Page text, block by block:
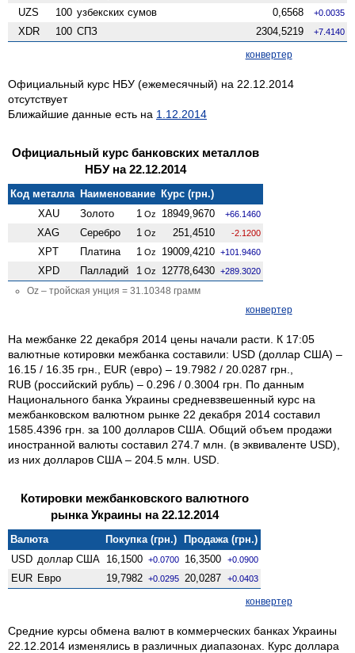
UZS 100 узбекских сумов 0,6568 +0.0035
XDR 100 СПЗ 2304,5219 +7.4140
конвертер
Официальный курс НБУ (ежемесячный) на 22.12.2014
отсутствует
Ближайшие данные есть на 1.12.2014
Официальный курс банковских металлов
НБУ на 22.12.2014
Код металла Наименование Курс (грн.)
XAU
Золото 1 Oz 18949,9670 +66.1460
XAG Серебро 1 Oz 251,4510 -2.1200
XPT Платина 1 Oz 19009,4210 +101.9460
XPD Палладий 1 Oz 12778,6430 +289.3020
Oz – тройская унция = 31.10348 грамм
конвертер
На межбанке 22 декабря 2014 цены начали расти. К 17:05
валютные котировки межбанка составили: USD (доллар США) –
16.15 / 16.35 грн., EUR (евро) – 19.7982 / 20.0287 грн.,
RUB (российский рубль) – 0.296 / 0.3004 грн. По данным
Национального банка Украины средневзвешенный курс на
межбанковском валютном рынке 22 декабря 2014 составил
1585.4396 грн. за 100 долларов США. Общий объем продажи
иностранной валюты составил 274.7 млн. (в эквиваленте USD),
из них долларов США – 204.5 млн. USD.
Котировки межбанковского валютного
рынка Украины на 22.12.2014
Валюта Покупка (грн.)
Продажа (грн.)
USD доллар США 16,1500 +0.0700 16,3500 +0.0900
EUR Евро 19,7982 +0.0295 20,0287 +0.0403
конвертер
Средние курсы обмена валют в коммерческих банках Украины
22.12.2014 изменялись в различных диапазонах. Курс доллара